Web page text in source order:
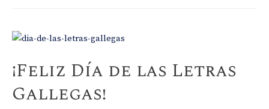
ilustradas
¡Feliz Día de las Letras
Gallegas!